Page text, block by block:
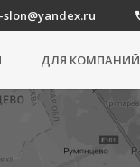
slon@yandex.ru
ДЛЯ КОМПАНИЙ